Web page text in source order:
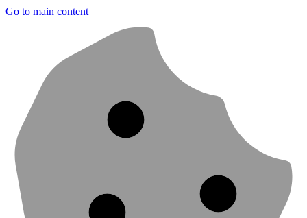
Go to main content